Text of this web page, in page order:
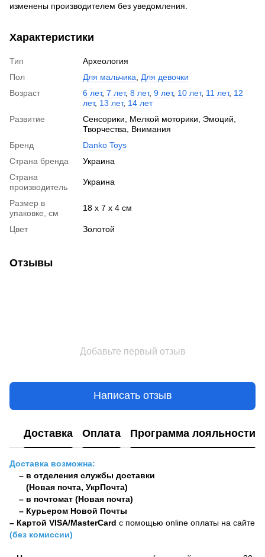
изменены производителем без уведомления.
Характеристики
Тип
Археология
Пол
Для мальчика
Для девочки
Возраст
6 лет, 7 лет, 8 лет, 9 лет, 10 лет, 11 лет, 12
лет, 13 лет, 14 лет
Развитие
Сенсорики, Мелкой моторики, Эмоций,
Творчества, Внимания
Бренд
Danko Toys
Страна бренда
Украина
Страна
производитель
Украина
Размер в
упаковке, см
18 х 7 х 4 см
Цвет Золотой
Отзывы
Добавьте первый отзыв
Написать отзыв
Доставка Оплата Программа лояльности
Доставка возможна:
– в отделения службы доставки
(Новая почта, УкрПочта)
– в почтомат (Новая почта)
– Курьером Новой Почты
– Картой VISA/MasterCard с помощью online оплаты на сайте
(без комиссии)